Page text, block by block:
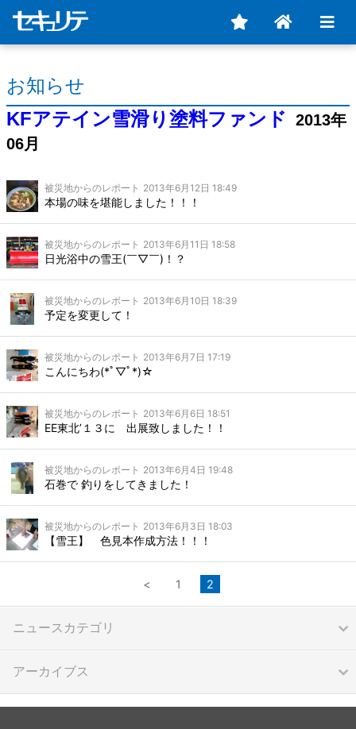
お知らせ
KFアテイン雪滑り塗料ファンド
2013年
06月
被災地からのレポート 2013年6月12日 18:49
本場の味を堪能しました！！！
被災地からのレポート 2013年6月11日 18:58
日光浴中の雪王(￣▽￣)！？
被災地からのレポート 2013年6月10日 18:39
予定を変更して！
被災地からのレポート 2013年6月7日 17:19
こんにちわ(*ﾟ▽ﾟ*)☆
被災地からのレポート 2013年6月6日 18:51
EE東北’１３に 出展致しました！！
被災地からのレポート 2013年6月4日 19:48
石巻で 釣りをしてきました！
被災地からのレポート 2013年6月3日 18:03
【雪王】 色見本作成方法！！！
< 1 2
ニュースカテゴリ
アーカイブス